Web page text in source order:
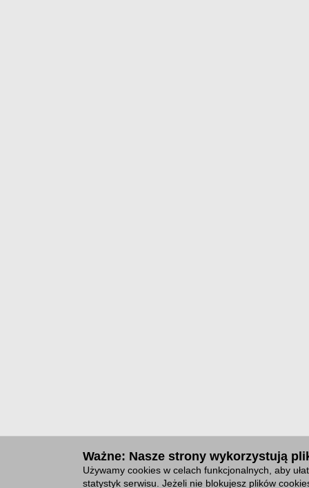
Ważne: Nasze strony wykorzystują
Używamy cookies w celach funkcjonalnych, aby
statystyk serwisu. Jeżeli nie blokujesz plików